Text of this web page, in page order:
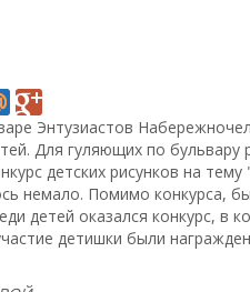
Энтузиастов
Для гуляющих по бульвару
детских рисунков на
немало. Помимо конкурса,
детей оказался конкурс,
детишки были